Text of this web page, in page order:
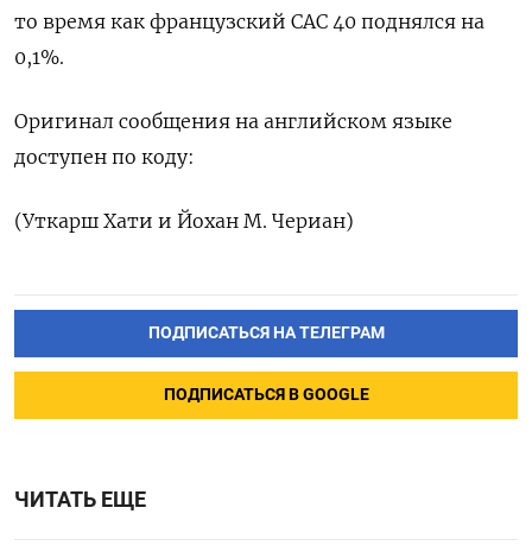
⁠то время как французский CAC 40 поднялся ‌на
0,1%.
Оригинал сообщения ‌на английском языке
доступен по ​коду:
(Уткарш Хати и ‌Йохан М. Чериан)
ПОДПИСАТЬСЯ НА ТЕЛЕГРАМ
ПОДПИСАТЬСЯ В GOOGLE
ЧИТАТЬ ЕЩЕ